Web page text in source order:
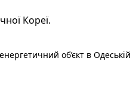
Кореї.
об’єкт в